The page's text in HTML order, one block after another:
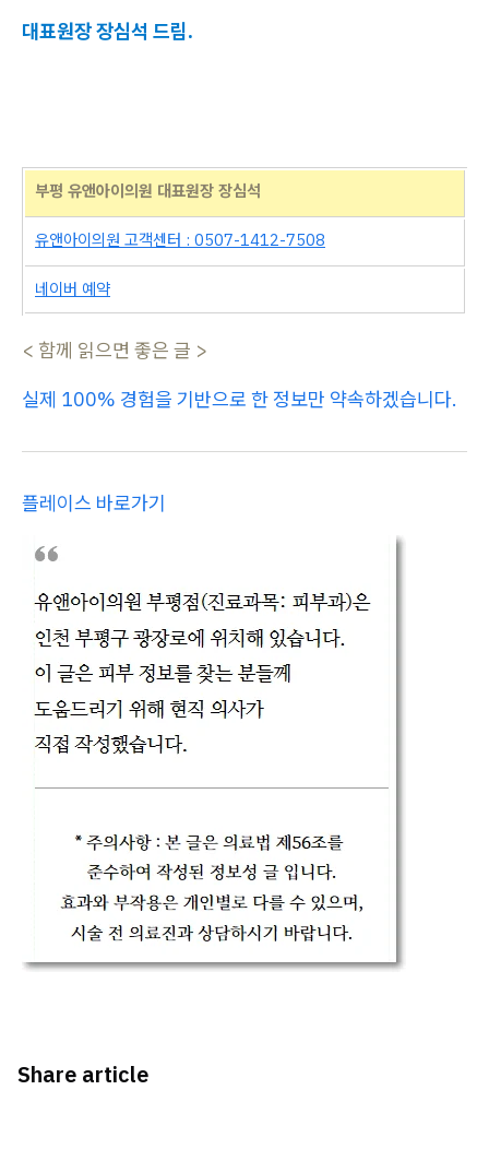
대표원장 장심석 드림.
부평 유앤아이의원 대표원장 장심석
유앤아이의원 고객센터 : 0507-1412-7508
네이버 예약
< 함께 읽으면 좋은 글 >
실제 100% 경험을 기반으로 한 정보만 약속하겠습니다.
플레이스 바로가기
Share article